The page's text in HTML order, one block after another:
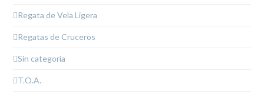
Regata de Vela Ligera
Regatas de Cruceros
Sin categoría
T.O.A.